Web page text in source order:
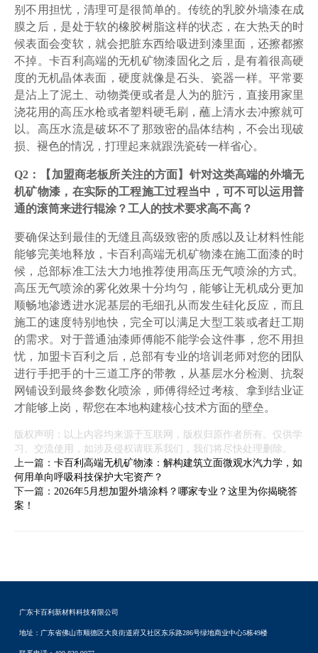
别不用担忧，清理可是很简单的。传统的乳胶外墙漆在成
膜之后，是处于软的橡胶树脂这样的状态，在大热天的时
候表面会变软，就会把脏东西给吸进到漆里面，还擦都擦
不掉。卡百利高端的无机矿物漆固化之后，是有着很高硬
度的无机晶体表面，硬度就像是石头、瓷器一样。平常要
是沾上了泥土、动物粪便或者是人为的脏污，直接用家里
浇花用的高压水枪或者塑料硬毛刷，蘸上清水去冲擦就可
以。高压水流是破坏不了那致密的晶体结构，不会出现破
损、褪色的情况，打理起来就跟洗瓷砖一样省心。
Q2：【加盟商老板所关注的方面】针对这类高端的外墙无
机矿物漆，在实际的工程施工过程当中，可不可以运用普
通的滚筒来进行辊涂？工人的技术要求高不高？
要确保达到最佳的无缝且高级致密的质感以及让材料性能
能够完美地释放，卡百利高端无机矿物漆在施工面漆的时
候，总部标准工法大力地推荐使用高压无气喷涂的方式。
高压无气喷涂的雾化效果十分均匀，能够让无机成分更加
顺畅地渗透进水泥基层的毛细孔从而发生硅化反应，而且
施工的速度特别地快，完全可以满足大型工装或者赶工期
的需求。对于普通油漆师傅能不能学会这件事，您不用担
忧，加盟卡百利之后，总部有专业的培训老师对您的团队
进行手把手的十三道工序的带教，从基层水分检测、抗裂
网铺设到最终参数化喷涂，师傅得经过考核、拿到结业证
才能够上岗，帮您在本地构建核心技术方面的壁垒。
版权声明：以上内容均来源于互联网，版权归原作者所有。仅供学
习、交流使用，如涉及侵权请联系我们，我们将尽快处理删除。
上一篇： 卡百利高端无机矿物漆：解构建筑立面微观水汽力学，如
何用单向呼吸科技保护大宅资产？
下一篇： 2026年5月想加盟外墙涂料？哪家专业？这里为你揭晓答
案！
广东卡百利新材料科技有限公司
地址：广东省佛山市顺德区大良街道府又社区东乐路286号绿地商业中心5栋49楼